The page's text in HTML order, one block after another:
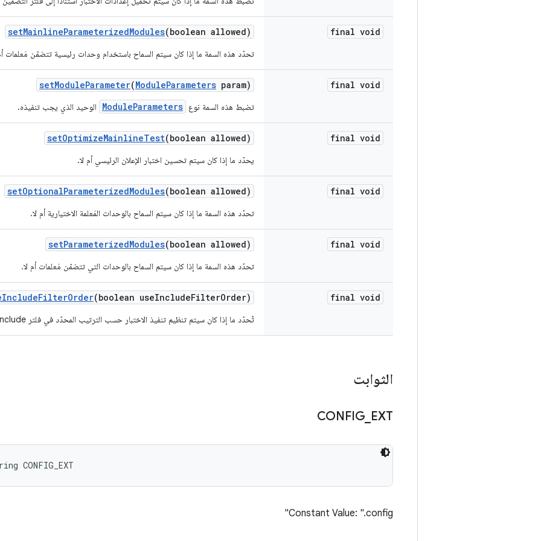
final void
setMainlineParameterizedModules(boolean allowed)
تحدّد هذه السمة ما إذا كان سيتم السماح باستخدام وحدات رئيسية تتضمّن مَعلمات
final void
setModuleParameter(ModuleParameters param)
تضبط هذه السمة نوع ModuleParameters الوحيد الذي يجب تنفيذه.
final void
setOptimizeMainlineTest(boolean allowed)
يحدّد ما إذا كان سيتم تحسين اختبار الإعلان الرئيسي أم لا.
final void
setOptionalParameterizedModules(boolean allowed)
تحدّد هذه السمة ما إذا كان سيتم السماح بالوحدات المَعلمة الاختيارية أم لا.
final void
setParameterizedModules(boolean allowed)
تحدّد هذه السمة ما إذا كان سيتم السماح بالوحدات التي تتضمّن مَعلمات أم لا.
final void
IncludeFilterOrder(boolean useIncludeFilterOrder)
تُحدّد ما إذا كان سيتم تنظيم تنفيذ الاختبار حسب الترتيب المحدّد في فلتر include أم لا.
الثوابت
CONFIG EXT
CONFIG_EXT
Constant Value: ".config"